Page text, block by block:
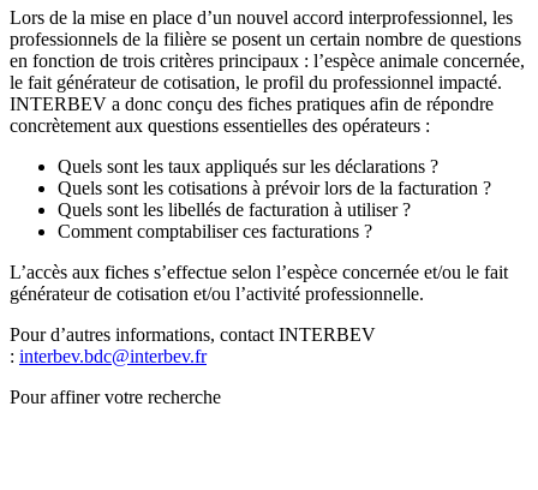
Lors de la mise en place d’un nouvel accord interprofessionnel, les
professionnels de la filière se posent un certain nombre de questions
en fonction de trois critères principaux : l’espèce animale concernée,
le fait générateur de cotisation, le profil du professionnel impacté.
INTERBEV a donc conçu des fiches pratiques afin de répondre
concrètement aux questions essentielles des opérateurs :
Quels sont les taux appliqués sur les déclarations ?
Quels sont les cotisations à prévoir lors de la facturation ?
Quels sont les libellés de facturation à utiliser ?
Comment comptabiliser ces facturations ?
L’accès aux fiches s’effectue selon l’espèce concernée et/ou le fait
générateur de cotisation et/ou l’activité professionnelle.
Pour d’autres informations, contact INTERBEV
: interbev.bdc@interbev.fr
Pour affiner votre recherche